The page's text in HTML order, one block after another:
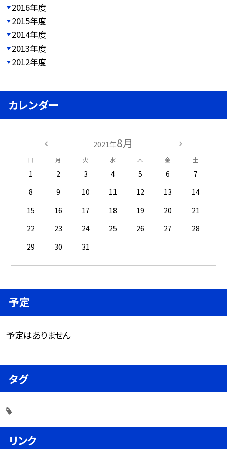
2016年度
2015年度
2014年度
2013年度
2012年度
カレンダー
2021年8月
日 月 火 水 木 金 土
1 2 3 4 5 6
7
8
9 10 11 12 13
14
15
16 17 18 19 20
21
22
23 24 25 26 27
28
29
30 31
予定
予定はありません
タグ
リンク